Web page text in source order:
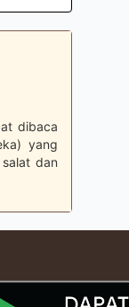
dibaca
yang
dan